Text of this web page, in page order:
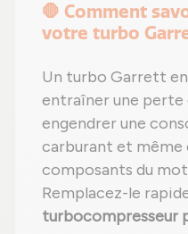
🛑 Comment
votre turbo
Un turbo Garrett
entraîner une perte
engendrer une
carburant et même
composants du
Remplacez-le
turbocompresseur